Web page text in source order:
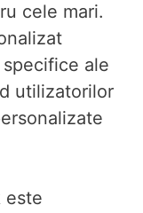
cele mari.
ale
utilizatorilor
este